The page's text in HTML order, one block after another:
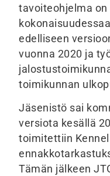
tavoiteohjelma on
edelliseen
vuonna 2020 ja
toimikunnan
Jäsenistö sai
versiota kesällä
toimitettiin
Tämän jälkeen